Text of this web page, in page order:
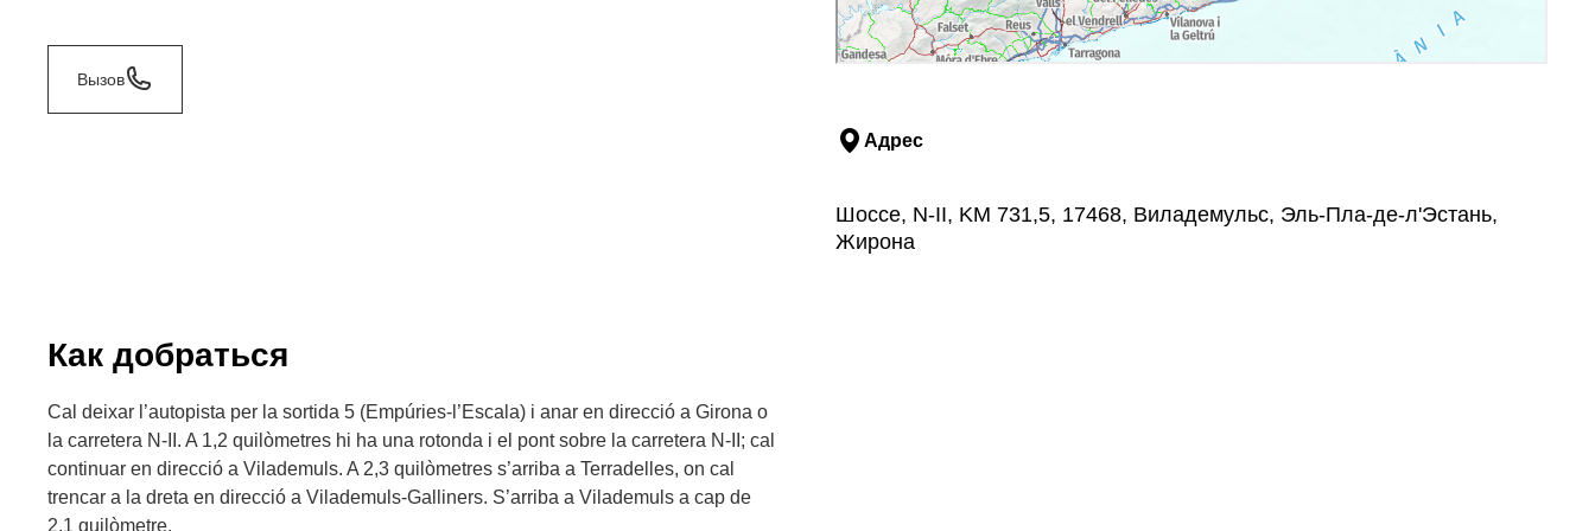
Вызов
Адрес
Шоссе, N-II, KM 731,5, 17468, Виладемульс, Эль-Пла-де-л'Эстань,
Жирона
Как добраться
Cal deixar l’autopista per la sortida 5 (Empúries-l’Escala) i anar en direcció a Girona o
la carretera N-II. A 1,2 quilòmetres hi ha una rotonda i el pont sobre la carretera N-II; cal
continuar en direcció a Vilademuls. A 2,3 quilòmetres s’arriba a Terradelles, on cal
trencar a la dreta en direcció a Vilademuls-Galliners. S’arriba a Vilademuls a cap de
2,1 quilòmetre.